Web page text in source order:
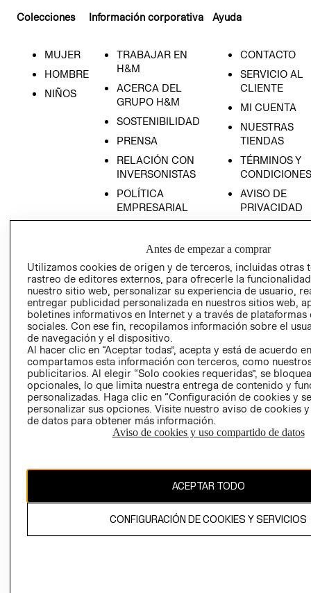
Colecciones
MUJER
HOMBRE
NIÑOS
Información corporativa
TRABAJAR EN
H&M
ACERCA DEL
GRUPO H&M
SOSTENIBILIDAD
PRENSA
RELACIÓN CON
INVERSONISTAS
POLÍTICA
EMPRESARIAL
Ayuda
CONTACTO
SERVICIO AL
CLIENTE
MI CUENTA
NUESTRAS
TIENDAS
TÉRMINOS Y
CONDICIONES
AVISO DE
PRIVACIDAD
AVISO DE
LIBRO DE
Ecuador ($)
CAMBIAR REGIÓN
propiedad de H&M Hennes & Mauritz AB.
Antes de empezar a comprar
Utilizamos cookies de origen y de terceros, incluidas otras
rastreo de editores externos, para ofrecerle la
nuestro sitio web, personalizar su experiencia de usuario,
entregar publicidad personalizada en nuestros sitios web,
boletines informativos en Internet y a través de plataformas
sociales. Con ese fin, recopilamos información sobre el
de navegación y el dispositivo.
Al hacer clic en “Aceptar todas”, acepta y está de acuerdo
compartamos esta información con terceros, como
publicitarios. Al elegir “Solo cookies requeridas”, se
opcionales, lo que limita nuestra entrega de contenido y
personalizadas. Haga clic en “Configuración de cookies y
personalizar sus opciones. Visite nuestro aviso de cookies
de datos para obtener más información.
Aviso de cookies y uso compartido de datos
ACEPTAR TODO
CONFIGURACIÓN DE COOKIES Y SERVICIOS